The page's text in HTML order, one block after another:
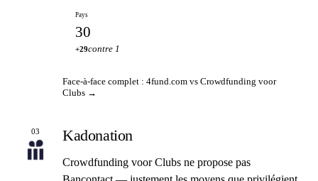
Pays
30
+29contre 1
Face-à-face complet : 4fund.com vs Crowdfunding voor
Clubs →
03 Kadonation
Crowdfunding voor Clubs ne propose pas